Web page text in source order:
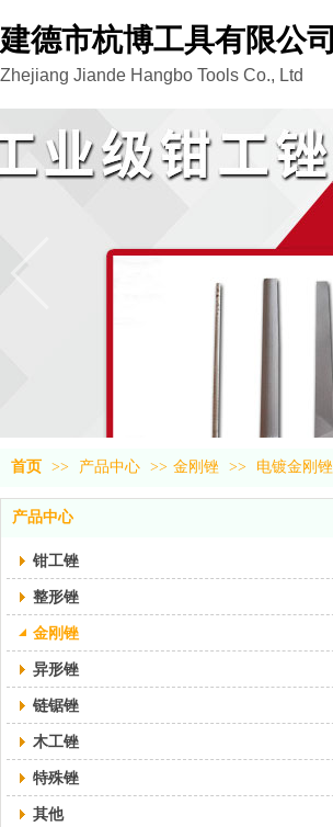
建德市杭博工具有限公司
Zhejiang Jiande Hangbo Tools Co., Ltd
首页 >> 产品中心 >> 金刚锉 >> 电镀金刚锉
产品中心
钳工锉
整形锉
金刚锉
异形锉
链锯锉
木工锉
特殊锉
其他